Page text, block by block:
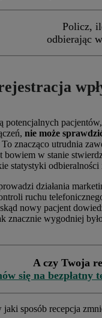
Policz,
odbierając
potencjalnych
nie może
znacząco utrudnia
bowiem w stanie
statystyki odbieralności
działania
ruchu
nowy pacjent
znacznie wygodniej
A czy Twoja
się na
jaki sposób recepcja